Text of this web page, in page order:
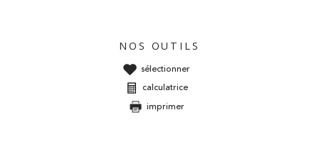
NOS OUTILS
sélectionner
calculatrice
imprimer